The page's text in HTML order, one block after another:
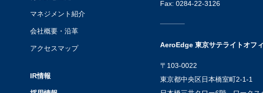
マネジメント紹介
会社概要・沿革
アクセスマップ
IR情報
Fax: 0284-22-3126
AeroEdge 東京サテライトオフ
〒103-0022
東京都中央区日本橋室町2-1-1